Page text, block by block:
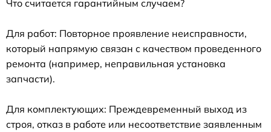
Что считается гарантийным случаем?
Для работ: Повторное проявление неисправности,
который напрямую связан с качеством проведенного
ремонта (например, неправильная установка
запчасти).
Для комплектующих: Преждевременный выход из
строя, отказ в работе или несоответствие заявленным